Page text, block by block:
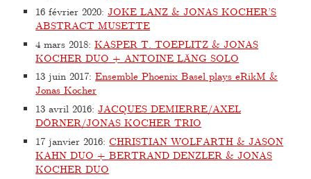
16 février 2020:JOKE LANZ & JONAS KOCHER’S
ABSTRACT MUSETTE
4 mars 2018:KASPER T. TOEPLITZ & JONAS
KOCHER DUO + ANTOINE LÄNG SOLO
13 juin 2017:Ensemble Phoenix Basel plays eRikM &
Jonas Kocher
13 avril 2016:JACQUES DEMIERRE/AXEL
DÖRNER/JONAS KOCHER TRIO
17 janvier 2016:CHRISTIAN WOLFARTH & JASON
KAHN DUO + BERTRAND DENZLER & JONAS
KOCHER DUO